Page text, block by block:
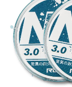
【注意事項】
1.本服務係由「台灣
用戶於交易時，得透過
買賣價金債權讓與本
2.基於同意付款使用「
資料（包含姓名、電
由本公司與您本人進
3.完整用戶服務條款
３．收到繳費通知簡
ATM／網路銀行／等
※ 請注意：結帳手續
購買商品的店家。未經
後付繳納相關費用。
※ 交易是否成功請以
是否繳費成功／繳費
客戶支援中心」https://
【注意事項】
付款後全家取貨
每筆NT$60，滿
7-11取貨付款
每筆NT$60，滿
付款後7-11取貨
每筆NT$60，滿